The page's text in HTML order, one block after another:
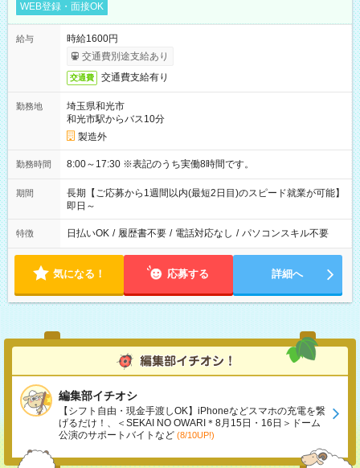
WEB登録・面接OK
給与
時給1600円
交通費別途支給あり
交通費 交通費支給有り
勤務地
埼玉県和光市
和光市駅からバス10分
製造外
勤務時間 8:00～17:30 ※表記のうち実働8時間です。
期間
長期【ご応募から1週間以内(最短2日目)のスピード就業が可能】
即日～
特徴 日払いOK / 履歴書不要 / 電話対応なし / パソコンスキル不要
気になる！ 応募する 詳細へ
編集部イチオシ
【シフト自由・現金手渡しOK】iPhoneなどスマホの充電を繋
げるだけ！、＜SEKAI NO OWARI＊8月15日・16日＞ドーム
公演のサポートバイトなど (8/10UP!)